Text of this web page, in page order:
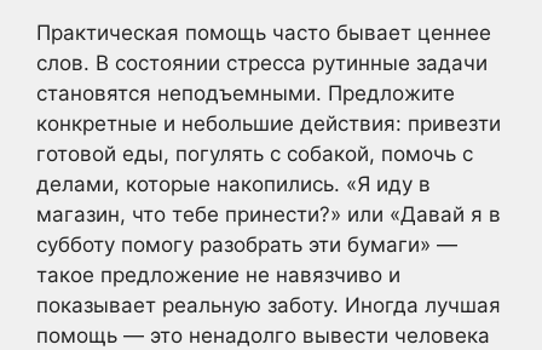
Практическая помощь часто бывает ценнее
слов. В состоянии стресса рутинные задачи
становятся неподъемными. Предложите
конкретные и небольшие действия: привезти
готовой еды, погулять с собакой, помочь с
делами, которые накопились. «Я иду в
магазин, что тебе принести?» или «Давай я в
субботу помогу разобрать эти бумаги» —
такое предложение не навязчиво и
показывает реальную заботу. Иногда лучшая
помощь — это ненадолго вывести человека